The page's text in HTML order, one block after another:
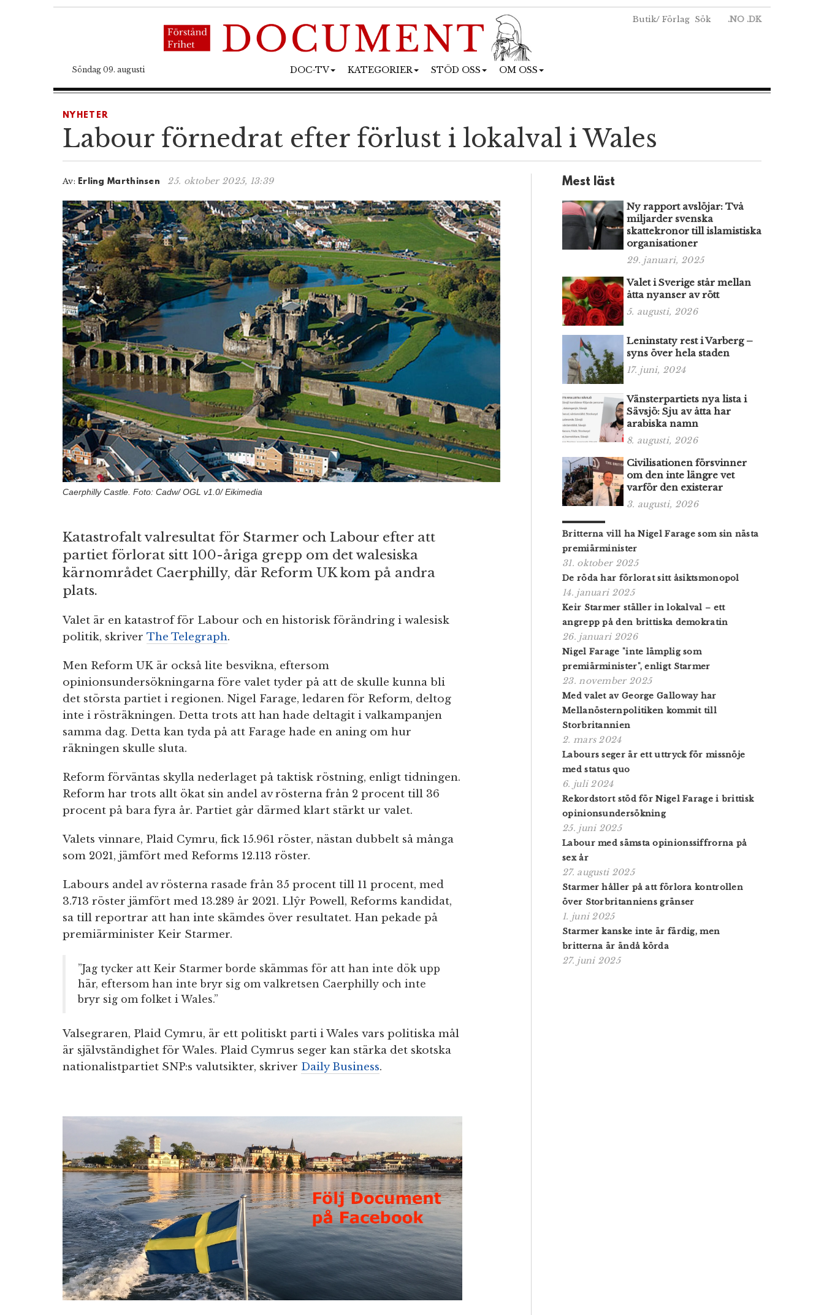
Butik/ Förlag Sök .NO .DK
Söndag 09. augusti DOC-TV KATEGORIER STÖD OSS OM OSS
NYHETER
Labour förnedrat efter förlust i lokalval i Wales
Av: Erling Marthinsen 25. oktober 2025, 13:39
Caerphilly Castle. Foto: Cadw/ OGL v1.0/ Eikimedia
Katastrofalt valresultat för Starmer och Labour efter att
partiet förlorat sitt 100-åriga grepp om det walesiska
kärnområdet Caerphilly, där Reform UK kom på andra
plats.
Valet är en katastrof för Labour och en historisk förändring i walesisk
politik, skriver The Telegraph.
Men Reform UK är också lite besvikna, eftersom
opinionsundersökningarna före valet tyder på att de skulle kunna bli
det största partiet i regionen. Nigel Farage, ledaren för Reform, deltog
inte i rösträkningen. Detta trots att han hade deltagit i valkampanjen
samma dag. Detta kan tyda på att Farage hade en aning om hur
räkningen skulle sluta.
Reform förväntas skylla nederlaget på taktisk röstning, enligt tidningen.
Reform har trots allt ökat sin andel av rösterna från 2 procent till 36
procent på bara fyra år. Partiet går därmed klart stärkt ur valet.
Valets vinnare, Plaid Cymru, fick 15.961 röster, nästan dubbelt så många
som 2021, jämfört med Reforms 12.113 röster.
Labours andel av rösterna rasade från 35 procent till 11 procent, med
3.713 röster jämfört med 13.289 år 2021. Llŷr Powell, Reforms kandidat,
sa till reportrar att han inte skämdes över resultatet. Han pekade på
premiärminister Keir Starmer.
”Jag tycker att Keir Starmer borde skämmas för att han inte dök upp
här, eftersom han inte bryr sig om valkretsen Caerphilly och inte
bryr sig om folket i Wales.”
Valsegraren, Plaid Cymru, är ett politiskt parti i Wales vars politiska mål
är självständighet för Wales. Plaid Cymrus seger kan stärka det skotska
nationalistpartiet SNP:s valutsikter, skriver Daily Business.
Mest läst
Ny rapport avslöjar: Två
miljarder svenska
skattekronor till islamistiska
organisationer
29. januari, 2025
Valet i Sverige står mellan
åtta nyanser av rött
5. augusti, 2026
Leninstaty rest i Varberg –
syns över hela staden
17. juni, 2024
Vänsterpartiets nya lista i
Sävsjö: Sju av åtta har
arabiska namn
8. augusti, 2026
Civilisationen försvinner
om den inte längre vet
varför den existerar
3. augusti, 2026
Britterna vill ha Nigel Farage som sin nästa
premiärminister
31. oktober 2025
De röda har förlorat sitt åsiktsmonopol
14. januari 2025
Keir Starmer ställer in lokalval – ett
angrepp på den brittiska demokratin
26. januari 2026
Nigel Farage "inte lämplig som
premiärminister", enligt Starmer
23. november 2025
Med valet av George Galloway har
Mellanösternpolitiken kommit till
Storbritannien
2. mars 2024
Labours seger är ett uttryck för missnöje
med status quo
6. juli 2024
Rekordstort stöd för Nigel Farage i brittisk
opinionsundersökning
25. juni 2025
Labour med sämsta opinionssiffrorna på
sex år
27. augusti 2025
Starmer håller på att förlora kontrollen
över Storbritanniens gränser
1. juni 2025
Starmer kanske inte är färdig, men
britterna är ändå körda
27. juni 2025